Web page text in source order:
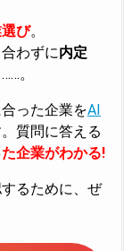
び。
わずに内定
。
った企業をAI
質問に答える
企業がわかる!
るために、ぜ